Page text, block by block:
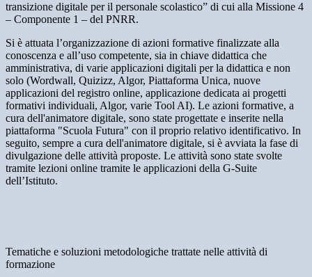
transizione digitale per il personale scolastico” di cui alla Missione 4
– Componente 1 – del PNRR.
Si è attuata l’organizzazione di azioni formative finalizzate alla
conoscenza e all’uso competente, sia in chiave didattica che
amministrativa, di varie applicazioni digitali per la didattica e non
solo (Wordwall, Quizizz, Algor, Piattaforma Unica, nuove
applicazioni del registro online, applicazione dedicata ai progetti
formativi individuali, Algor, varie Tool AI). Le azioni formative, a
cura dell'animatore digitale, sono state progettate e inserite nella
piattaforma "Scuola Futura" con il proprio relativo identificativo. In
seguito, sempre a cura dell'animatore digitale, si è avviata la fase di
divulgazione delle attività proposte. Le attività sono state svolte
tramite lezioni online tramite le applicazioni della G-Suite
dell’Istituto.
Tematiche e soluzioni metodologiche trattate nelle attività di
formazione